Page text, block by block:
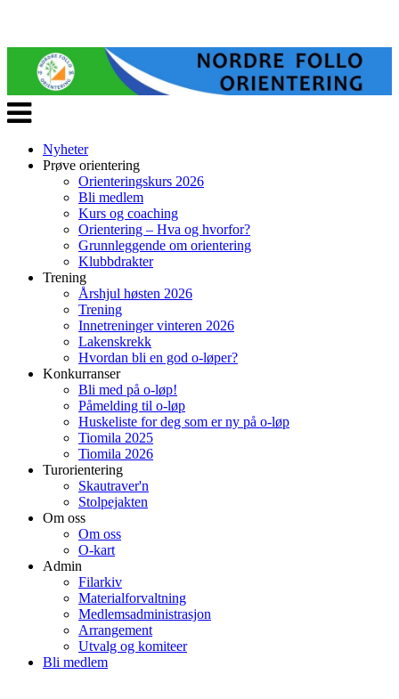
Veksle
navigasjon
Nyheter
Prøve orientering
Orienteringskurs 2026
Bli medlem
Kurs og coaching
Orientering – Hva og hvorfor?
Grunnleggende om orientering
Klubbdrakter
Trening
Årshjul høsten 2026
Trening
Innetreninger vinteren 2026
Lakenskrekk
Hvordan bli en god o-løper?
Konkurranser
Bli med på o-løp!
Påmelding til o-løp
Huskeliste for deg som er ny på o-løp
Tiomila 2025
Tiomila 2026
Turorientering
Skautraver'n
Stolpejakten
Om oss
Om oss
O-kart
Admin
Filarkiv
Materialforvaltning
Medlemsadministrasjon
Arrangement
Utvalg og komiteer
Bli medlem